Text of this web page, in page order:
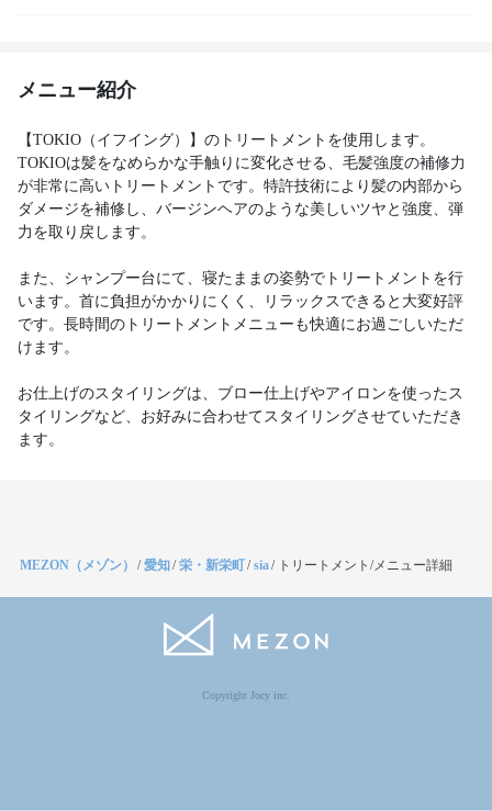
メニュー紹介
【TOKIO（イフイング）】のトリートメントを使用します。
TOKIOは髪をなめらかな手触りに変化させる、毛髪強度の補修力
が非常に高いトリートメントです。特許技術により髪の内部から
ダメージを補修し、バージンヘアのような美しいツヤと強度、弾
力を取り戻します。
また、シャンプー台にて、寝たままの姿勢でトリートメントを行
います。首に負担がかかりにくく、リラックスできると大変好評
です。長時間のトリートメントメニューも快適にお過ごしいただ
けます。
お仕上げのスタイリングは、ブロー仕上げやアイロンを使ったス
タイリングなど、お好みに合わせてスタイリングさせていただき
ます。
MEZON（メゾン） /愛知/栄・新栄町/sia/ トリートメント/メニュー詳細
Copyright Jocy inc.